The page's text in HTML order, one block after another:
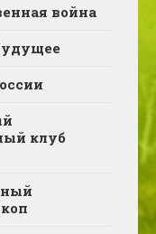
война
клуб